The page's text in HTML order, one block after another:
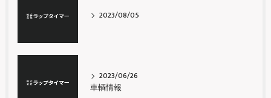
2023/08/05
2023/06/26
車輌情報